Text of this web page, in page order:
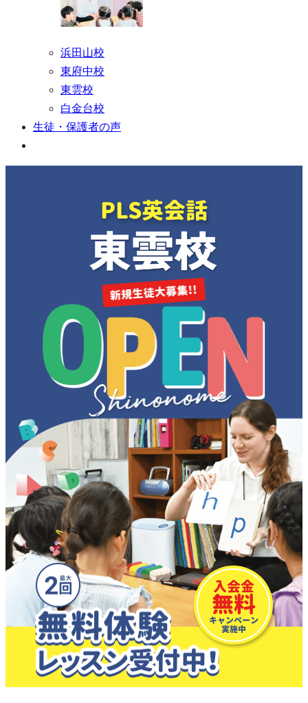
浜田山校
東府中校
東雲校
白金台校
生徒・保護者の声
PLS英会話
入会金
無料
キャンペーン
実施中